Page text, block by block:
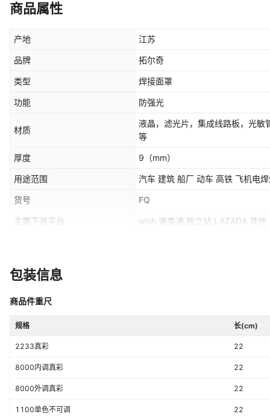
商品属性
产地 江苏
品牌 拓尔奇
类型 焊接面罩
功能 防强光
材质
液晶，滤光片，集成线路板，光敏
等
厚度 9 （mm）
用途范围 汽车 建筑 船厂 动车 高铁 飞机电
货号 FQ
主要下游平台 wish,速卖通,独立站,LAZADA,其他
包装信息
商品件重尺
规格 长(cm)
2233真彩 22
8000内调真彩 22
8000外调真彩 22
1100单色不可调 22